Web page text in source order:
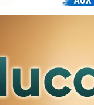
13
Il reste
12
3